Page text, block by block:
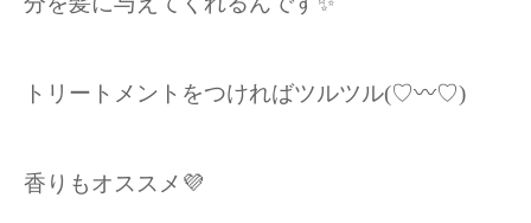
トリートメントをつければツルツル(♡〰️♡)
香りもオススメ💜